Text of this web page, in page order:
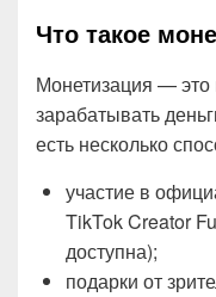
Что такое
Монетизация — это
зарабатывать
есть несколько
участие в
TikTok Creator
доступна);
подарки от